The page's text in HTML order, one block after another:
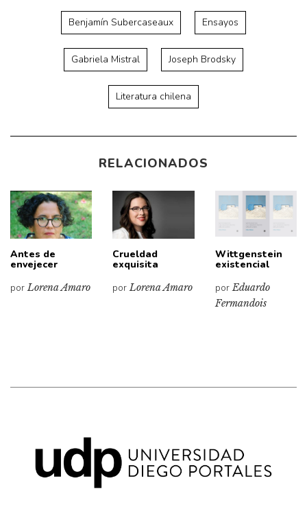
Benjamín Subercaseaux Ensayos
Gabriela Mistral Joseph Brodsky
Literatura chilena
RELACIONADOS
Antes de
envejecer
porLorena Amaro
Crueldad
exquisita
porLorena Amaro
Wittgenstein
existencial
porEduardo
Fermandois